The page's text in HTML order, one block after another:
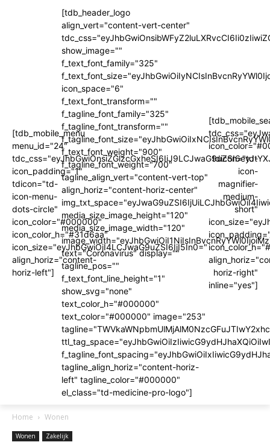
[tdb_mobile_menu
menu_id="24"
icon_padding="1"
tdicon="td-
icon-menu-
dots-circle"
icon_color="#000000"
icon_color_h="#31d6aa"
icon_size="eyJhbGwiOjI4LCJwaG9uZSI6IjI5In0="
align_horiz="content-
horiz-left"]
[tdb_header_logo
align_vert="content-vert-center"
show_image=""
f_text_font_family="325"
icon_space="6"
f_text_font_transform=""
f_tagline_font_family="325"
f_tagline_font_transform=""
f_text_font_weight="900"
f_tagline_font_weight="700"
tagline_align_vert="content-vert-top"
align_horiz="content-horiz-center"
media_size_image_height="120"
media_size_image_width="120"
text="Coronavirus" display=""
tagline_pos=""
f_text_font_line_height="1"
show_svg="none"
text_color_h="#000000"
text_color="#000000" image="253"
tagline_align_horiz="content-horiz-
left" tagline_color="#000000"
el_class="td-medicine-pro-logo"]
tdicon="td-
icon-
magnifier-
medium-
short"
horiz-right"
inline="yes"]
Home Wonen
Wonen Zakelijk